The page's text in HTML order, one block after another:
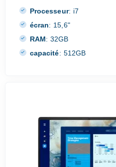
Processeur: i7
écran: 15,6"
RAM: 32GB
capacité: 512GB